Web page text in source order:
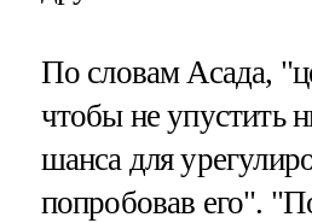
По словам Асада,
чтобы не упустить
шанса для
попробовав его".